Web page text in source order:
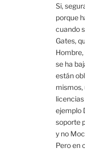
Si,
porque
cuando
Gates,
se ha
están
mismos,
ejemplo
soporte
y no
Pero en